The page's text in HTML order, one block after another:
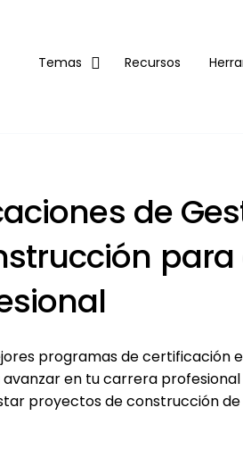
Temas Recursos
de
para
programas de certificación
en tu carrera
proyectos de construcción